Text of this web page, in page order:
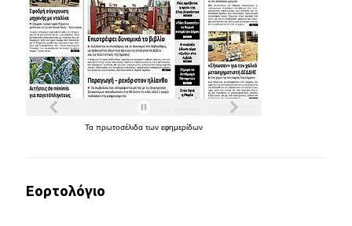
Τα πρωτοσέλιδα των εφημερίδων
Εορτολόγιο